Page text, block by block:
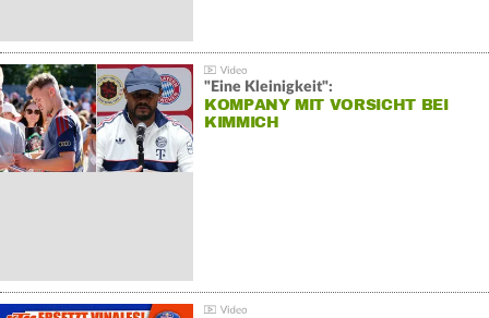
"Eine Kleinigkeit":
KOMPANY MIT VORSICHT BEI
KIMMICH